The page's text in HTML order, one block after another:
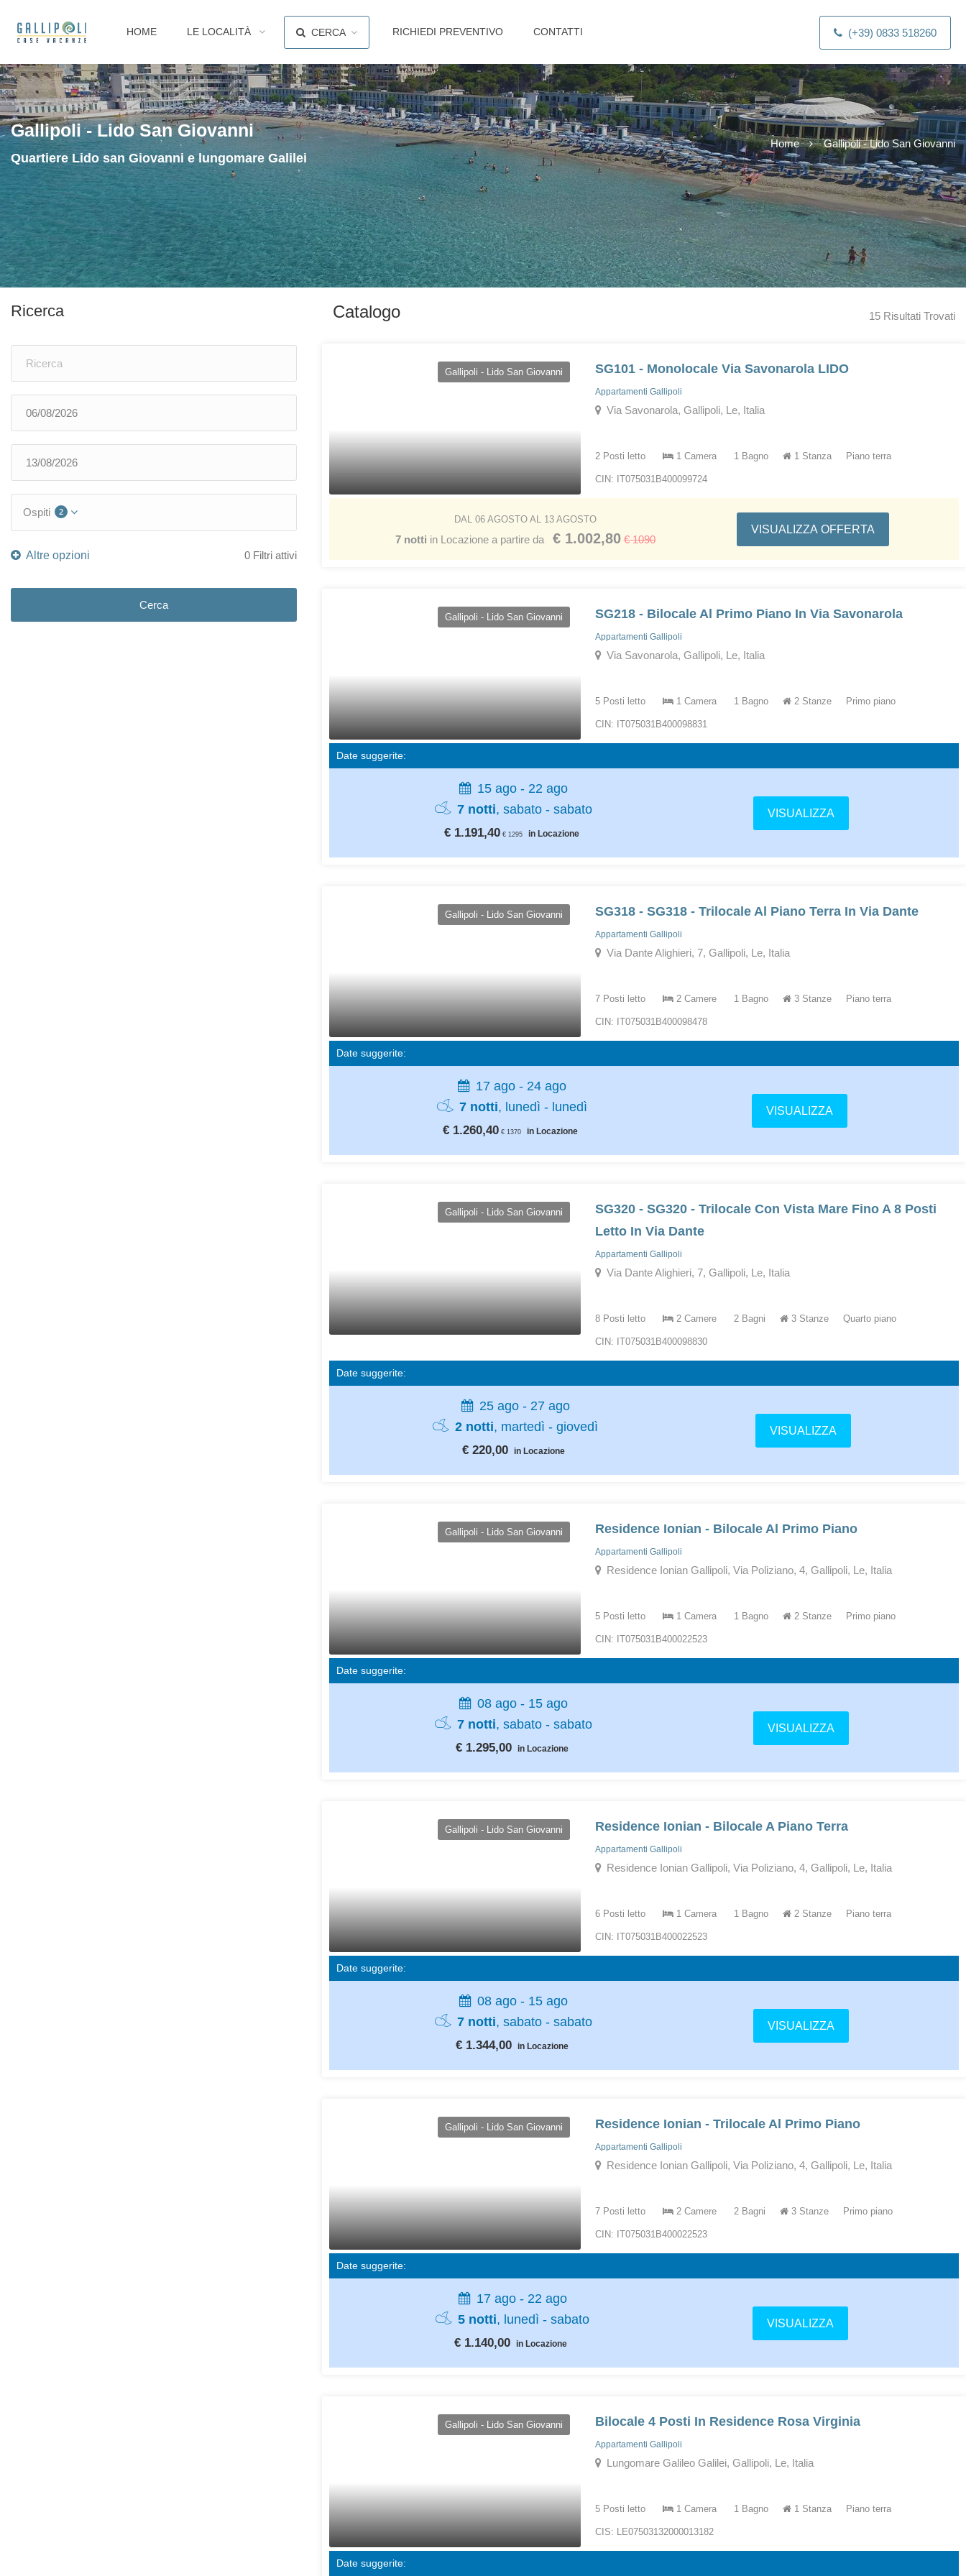
HOME LE LOCALITÀ CERCA RICHIEDI PREVENTIVO CONTATTI (+39) 0833 518260
Gallipoli - Lido San Giovanni
Quartiere Lido san Giovanni e lungomare Galilei
Home Gallipoli - Lido San Giovanni
Ricerca
Ospiti 2
0 Filtri attivi
Cerca
Catalogo 15 Risultati Trovati
Gallipoli - Lido San Giovanni SG101 - Monolocale Via Savonarola LIDO
Appartamenti Gallipoli
Via Savonarola, Gallipoli, Le, Italia
2 Posti letto 1 Camera 1 Bagno 1 Stanza Piano terra
CIN: IT075031B400099724
DAL 06 AGOSTO AL 13 AGOSTO
7 notti in Locazione a partire da € 1.002,80 € 1090
VISUALIZZA OFFERTA
Gallipoli - Lido San Giovanni SG218 - Bilocale Al Primo Piano In Via Savonarola
Appartamenti Gallipoli
Via Savonarola, Gallipoli, Le, Italia
5 Posti letto 1 Camera 1 Bagno 2 Stanze Primo piano
CIN: IT075031B400098831
Date suggerite:
15 ago - 22 ago
7 notti, sabato - sabato
€ 1.191,40 € 1295 in Locazione
VISUALIZZA
Gallipoli - Lido San Giovanni SG318 - SG318 - Trilocale Al Piano Terra In Via Dante
Appartamenti Gallipoli
Via Dante Alighieri, 7, Gallipoli, Le, Italia
7 Posti letto 2 Camere 1 Bagno 3 Stanze Piano terra
CIN: IT075031B400098478
Date suggerite:
17 ago - 24 ago
7 notti, lunedì - lunedì
€ 1.260,40 € 1370 in Locazione
VISUALIZZA
Gallipoli - Lido San Giovanni
SG320 - SG320 - Trilocale Con Vista Mare Fino A 8 Posti
Letto In Via Dante
Appartamenti Gallipoli
Via Dante Alighieri, 7, Gallipoli, Le, Italia
8 Posti letto 2 Camere 2 Bagni 3 Stanze Quarto piano
CIN: IT075031B400098830
Date suggerite:
25 ago - 27 ago
2 notti, martedì - giovedì
€ 220,00 in Locazione
VISUALIZZA
Gallipoli - Lido San Giovanni Residence Ionian - Bilocale Al Primo Piano
Appartamenti Gallipoli
Residence Ionian Gallipoli, Via Poliziano, 4, Gallipoli, Le, Italia
5 Posti letto 1 Camera 1 Bagno 2 Stanze Primo piano
CIN: IT075031B400022523
Date suggerite:
08 ago - 15 ago
7 notti, sabato - sabato
€ 1.295,00 in Locazione
VISUALIZZA
Gallipoli - Lido San Giovanni Residence Ionian - Bilocale A Piano Terra
Appartamenti Gallipoli
Residence Ionian Gallipoli, Via Poliziano, 4, Gallipoli, Le, Italia
6 Posti letto 1 Camera 1 Bagno 2 Stanze Piano terra
CIN: IT075031B400022523
Date suggerite:
08 ago - 15 ago
7 notti, sabato - sabato
€ 1.344,00 in Locazione
VISUALIZZA
Gallipoli - Lido San Giovanni Residence Ionian - Trilocale Al Primo Piano
Appartamenti Gallipoli
Residence Ionian Gallipoli, Via Poliziano, 4, Gallipoli, Le, Italia
7 Posti letto 2 Camere 2 Bagni 3 Stanze Primo piano
CIN: IT075031B400022523
Date suggerite:
17 ago - 22 ago
5 notti, lunedì - sabato
€ 1.140,00 in Locazione
VISUALIZZA
Gallipoli - Lido San Giovanni Bilocale 4 Posti In Residence Rosa Virginia
Appartamenti Gallipoli
Lungomare Galileo Galilei, Gallipoli, Le, Italia
5 Posti letto 1 Camera 1 Bagno 1 Stanza Piano terra
CIS: LE07503132000013182
Date suggerite: